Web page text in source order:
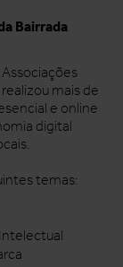
Bairrada
mais de
e online
digital
temas: